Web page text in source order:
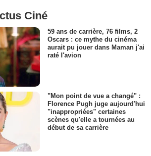
Ciné
59 ans de carrière, 76 films, 2
Oscars : ce mythe du cinéma
aurait pu jouer dans Maman j'ai
raté l'avion
"Mon point de vue a changé" :
Florence Pugh juge aujourd'hui
"inappropriées" certaines
scènes qu'elle a tournées au
début de sa carrière